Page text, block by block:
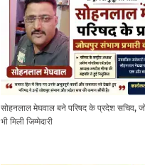
सोहनलाल मेघवाल बने परिषद के प्रदेश सचिव,
भी मिली जिम्मेदारी